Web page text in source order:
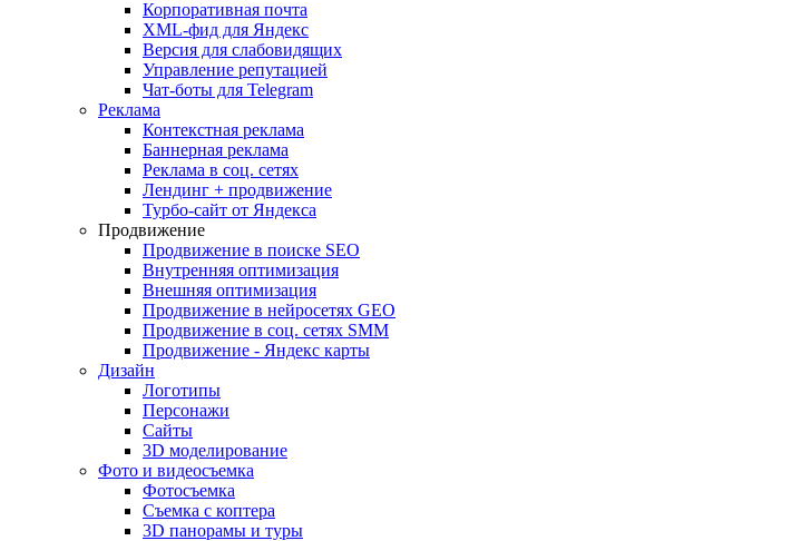
Корпоративная почта
XML-фид для Яндекс
Версия для слабовидящих
Управление репутацией
Чат-боты для Telegram
Реклама
Контекстная реклама
Баннерная реклама
Реклама в соц. сетях
Лендинг + продвижение
Турбо-сайт от Яндекса
Продвижение
Продвижение в поиске SEO
Внутренняя оптимизация
Внешняя оптимизация
Продвижение в нейросетях GEO
Продвижение в соц. сетях SMM
Продвижение - Яндекс карты
Дизайн
Логотипы
Персонажи
Сайты
3D моделирование
Фото и видеосъемка
Фотосъемка
Съемка с коптера
3D панорамы и туры